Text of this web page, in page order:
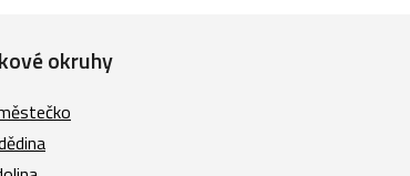
okruhy